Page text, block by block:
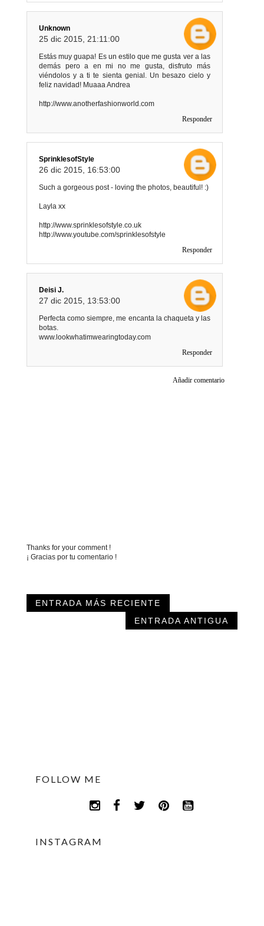
Unknown
25 dic 2015, 21:11:00
Estás muy guapa! Es un estilo que me gusta ver a las
demás pero a en mi no me gusta, disfruto más
viéndolos y a ti te sienta genial. Un besazo cielo y
feliz navidad! Muaaa Andrea
http://www.anotherfashionworld.com
Responder
SprinklesofStyle
26 dic 2015, 16:53:00
Such a gorgeous post - loving the photos, beautiful! :)
Layla xx
http://www.sprinklesofstyle.co.uk
http://www.youtube.com/sprinklesofstyle
Responder
Deisi J.
27 dic 2015, 13:53:00
Perfecta como siempre, me encanta la chaqueta y las
botas.
www.lookwhatimwearingtoday.com
Responder
Añadir comentario
Thanks for your comment !
¡ Gracias por tu comentario !
ENTRADA MÁS RECIENTE
ENTRADA ANTIGUA
FOLLOW ME
INSTAGRAM